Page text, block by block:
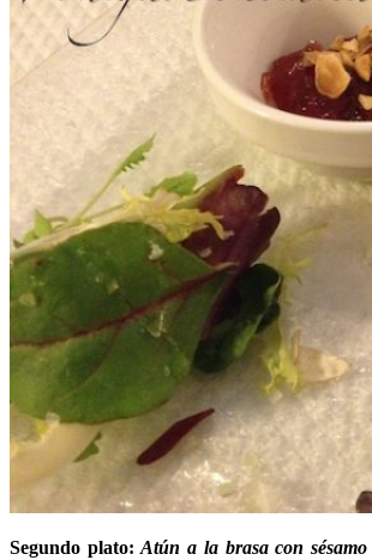
Segundo plato:Atún a la brasa con sésamo